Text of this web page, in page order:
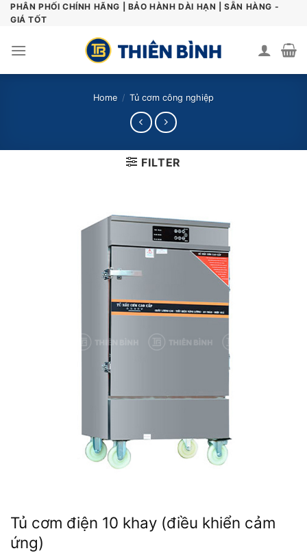
SkipPHÂN PHỐI CHÍNH HÃNG | BẢO HÀNH DÀI HẠN | SẴN HÀNG -
GIÁ TỐT
Home / Tủ cơm công nghiệp
FILTER
Tủ cơm điện 10 khay (điều khiển cảm
ứng)